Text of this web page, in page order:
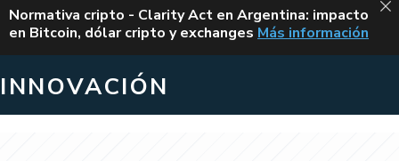
ALERTA
Normativa cripto - Clarity Act en Argentina: impacto
en Bitcoin, dólar cripto y exchanges CLARITY ACT EN
Más información
INNOVACIÓN